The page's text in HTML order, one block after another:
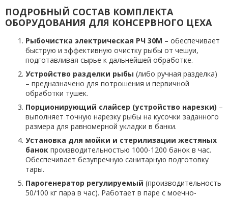
ПОДРОБНЫЙ СОСТАВ КОМПЛЕКТА
ОБОРУДОВАНИЯ ДЛЯ КОНСЕРВНОГО ЦЕХА
Рыбочистка электрическая РЧ 30М – обеспечивает
быструю и эффективную очистку рыбы от чешуи,
подготавливая сырье к дальнейшей обработке.
Устройство разделки рыбы (либо ручная разделка)
– предназначено для потрошения и первичной
обработки тушек.
Порционирующий слайсер (устройство нарезки) –
выполняет точную нарезку рыбы на кусочки заданного
размера для равномерной укладки в банки.
Установка для мойки и стерилизации жестяных
банок производительностью 1000-1200 банок в час.
Обеспечивает безупречную санитарную подготовку
тары.
Парогенератор регулируемый (производительность
50/100 кг пара в час). Работает в паре с моечно-